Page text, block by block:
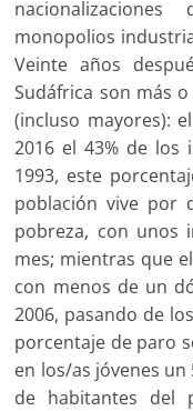
monopolios
Veinte años
Sudáfrica son más
(incluso mayores):
2016 el 43% de los
1993, este
población vive por
pobreza, con unos
mes; mientras que
con menos de un
2006, pasando de
porcentaje de paro
en los/as jóvenes un
de habitantes del